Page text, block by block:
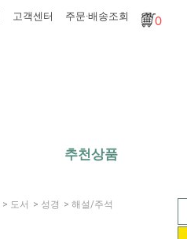
고객센터 주문·배송조회 0
추천상품
> 도서 > 성경 > 해설/주석